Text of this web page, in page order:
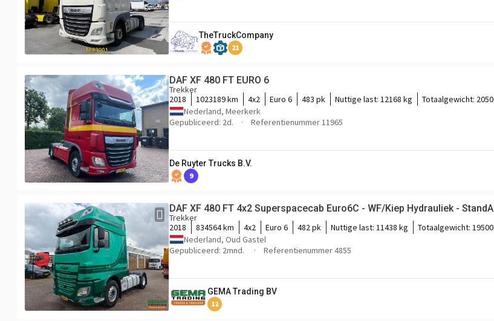
TheTruckCompany
21
DAF XF 480 FT EURO 6
Trekker
2018
1023189 km 4x2 Euro 6 483 pk Nuttige last: 12168 kg Totaalgewicht:
Nederland, Meerkerk
Gepubliceerd: 2d.
Referentienummer 11965
De Ruyter Trucks B.V.
9
DAF XF 480 FT 4x2 Superspacecab Euro6C - WF/Kiep Hydrauliek -
Trekker
2018
834564 km 4x2 Euro 6 482 pk Nuttige last: 11438 kg Totaalgewicht:
Nederland, Oud Gastel
Gepubliceerd: 2mnd.
Referentienummer 4855
GEMA Trading BV
12